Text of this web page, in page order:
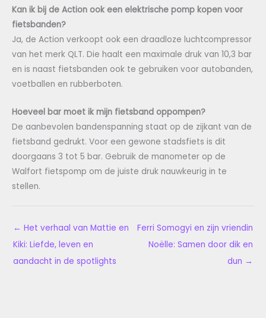
Kan ik bij de Action ook een elektrische pomp kopen voor
fietsbanden?
Ja, de Action verkoopt ook een draadloze luchtcompressor
van het merk QLT. Die haalt een maximale druk van 10,3 bar
en is naast fietsbanden ook te gebruiken voor autobanden,
voetballen en rubberboten.
Hoeveel bar moet ik mijn fietsband oppompen?
De aanbevolen bandenspanning staat op de zijkant van de
fietsband gedrukt. Voor een gewone stadsfiets is dit
doorgaans 3 tot 5 bar. Gebruik de manometer op de
Walfort fietspomp om de juiste druk nauwkeurig in te
stellen.
← Het verhaal van Mattie en
Kiki: Liefde, leven en
aandacht in de spotlights
Ferri Somogyi en zijn vriendin
Noëlle: Samen door dik en
dun →